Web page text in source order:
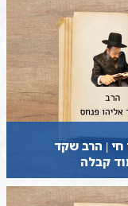
17 | שידור חי | הרב שקד
קבלה